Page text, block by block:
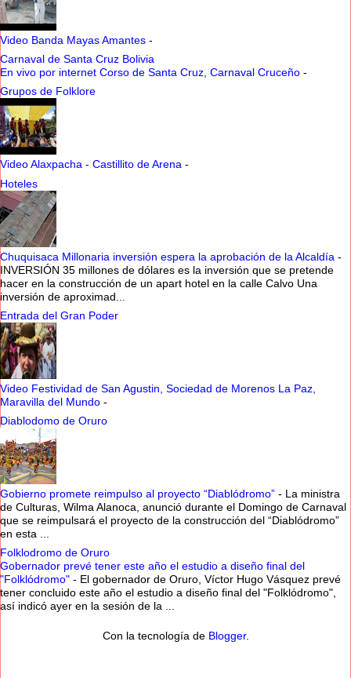
Video Banda Mayas Amantes -
Carnaval de Santa Cruz Bolivia
En vivo por internet Corso de Santa Cruz, Carnaval Cruceño -
Grupos de Folklore
Video Alaxpacha - Castillito de Arena -
Hoteles
Chuquisaca Millonaria inversión espera la aprobación de la Alcaldía -
INVERSIÓN 35 millones de dólares es la inversión que se pretende
hacer en la construcción de un apart hotel en la calle Calvo Una
inversión de aproximad...
Entrada del Gran Poder
Video Festividad de San Agustin, Sociedad de Morenos La Paz,
Maravilla del Mundo -
Diablodomo de Oruro
Gobierno promete reimpulso al proyecto “Diablódromo” - La ministra
de Culturas, Wilma Alanoca, anunció durante el Domingo de Carnaval
que se reimpulsará el proyecto de la construcción del “Diablódromo”
en esta ...
Folklodromo de Oruro
Gobernador prevé tener este año el estudio a diseño final del
"Folklódromo" - El gobernador de Oruro, Víctor Hugo Vásquez prevé
tener concluido este año el estudio a diseño final del "Folklódromo",
así indicó ayer en la sesión de la ...
Con la tecnología de Blogger.